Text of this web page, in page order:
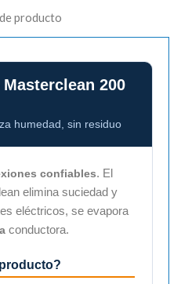
producto
200
humedad, sin residuo
confiables. El
elimina suciedad y
eléctricos, se evapora
conductora.